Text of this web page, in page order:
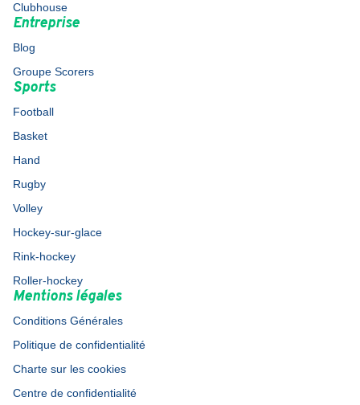
Clubhouse
Entreprise
Blog
Groupe Scorers
Sports
Football
Basket
Hand
Rugby
Volley
Hockey-sur-glace
Rink-hockey
Roller-hockey
Mentions légales
Conditions Générales
Politique de confidentialité
Charte sur les cookies
Centre de confidentialité